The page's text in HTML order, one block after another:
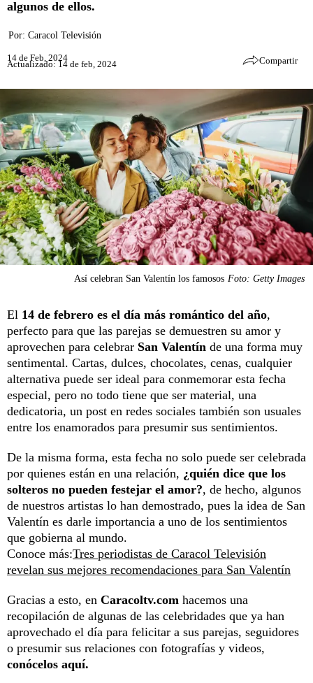
algunos de ellos.
Por: Caracol Televisión
14 de Feb, 2024
Actualizado: 14 de feb, 2024 Compartir
Así celebran San Valentín los famosos Foto: Getty Images
El 14 de febrero es el día más romántico del año,
perfecto para que las parejas se demuestren su amor y
aprovechen para celebrar San Valentín de una forma muy
sentimental. Cartas, dulces, chocolates, cenas, cualquier
alternativa puede ser ideal para conmemorar esta fecha
especial, pero no todo tiene que ser material, una
dedicatoria, un post en redes sociales también son usuales
entre los enamorados para presumir sus sentimientos.
De la misma forma, esta fecha no solo puede ser celebrada
por quienes están en una relación, ¿quién dice que los
solteros no pueden festejar el amor?, de hecho, algunos
de nuestros artistas lo han demostrado, pues la idea de San
Valentín es darle importancia a uno de los sentimientos
que gobierna al mundo.
Conoce más:Tres periodistas de Caracol Televisión
revelan sus mejores recomendaciones para San Valentín
Gracias a esto, en Caracoltv.com hacemos una
recopilación de algunas de las celebridades que ya han
aprovechado el día para felicitar a sus parejas, seguidores
o presumir sus relaciones con fotografías y videos,
conócelos aquí.